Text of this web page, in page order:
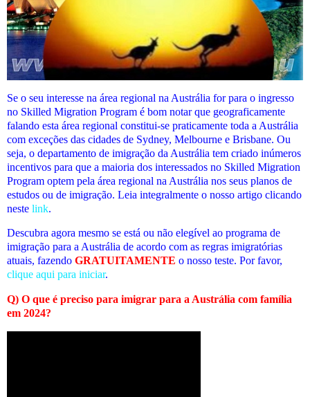
Se o seu interesse na área regional na Austrália for para o ingresso
no Skilled Migration Program é bom notar que geograficamente
falando esta área regional constitui-se praticamente toda a Austrália
com exceções das cidades de Sydney, Melbourne e Brisbane. Ou
seja, o departamento de imigração da Austrália tem criado inúmeros
incentivos para que a maioria dos interessados no Skilled Migration
Program optem pela área regional na Austrália nos seus planos de
estudos ou de imigração. Leia integralmente o nosso artigo clicando
neste link.
Descubra agora mesmo se está ou não elegível ao programa de
imigração para a Austrália de acordo com as regras imigratórias
atuais, fazendo GRATUITAMENTE o nosso teste. Por favor,
clique aqui para iniciar.
Q) O que é preciso para imigrar para a Austrália com família
em 2024?